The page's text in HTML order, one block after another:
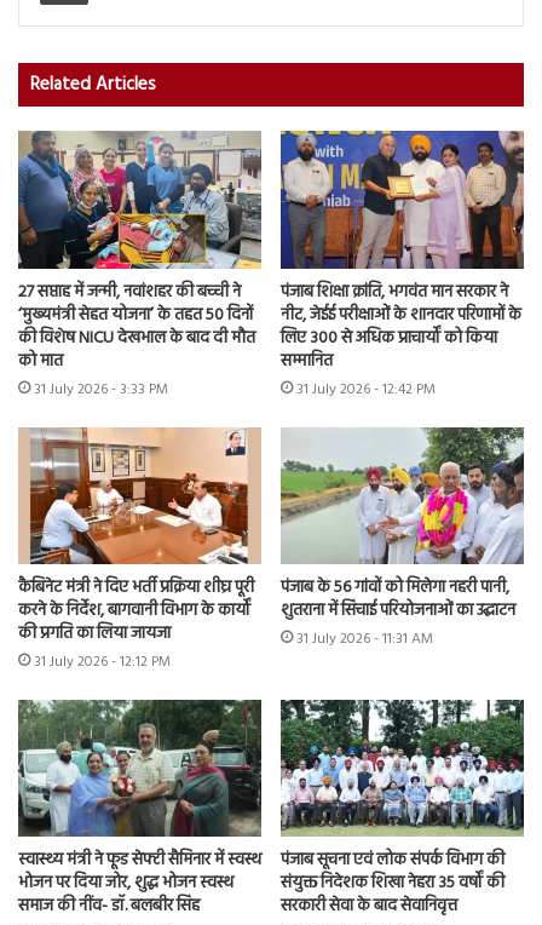
Related Articles
27 सप्ताह में जन्मी, नवांशहर की बच्ची ने
‘मुख्यमंत्री सेहत योजना’ के तहत 50 दिनों
की विशेष NICU देखभाल के बाद दी मौत
को मात
31 July 2026 - 3:33 PM
पंजाब शिक्षा क्रांति, भगवंत मान सरकार ने
नीट, जेईई परीक्षाओं के शानदार परिणामों के
लिए 300 से अधिक प्राचार्यों को किया
सम्मानित
31 July 2026 - 12:42 PM
कैबिनेट मंत्री ने दिए भर्ती प्रक्रिया शीघ्र पूरी
करने के निर्देश, बागवानी विभाग के कार्यों
की प्रगति का लिया जायजा
31 July 2026 - 12:12 PM
पंजाब के 56 गांवों को मिलेगा नहरी पानी,
शुतराना में सिंचाई परियोजनाओं का उद्घाटन
31 July 2026 - 11:31 AM
स्वास्थ्य मंत्री ने फूड सेफ्टी सैमिनार में स्वस्थ
भोजन पर दिया जोर, शुद्ध भोजन स्वस्थ
समाज की नींव- डॉ. बलबीर सिंह
पंजाब सूचना एवं लोक संपर्क विभाग की
संयुक्त निदेशक शिखा नेहरा 35 वर्षों की
सरकारी सेवा के बाद सेवानिवृत्त